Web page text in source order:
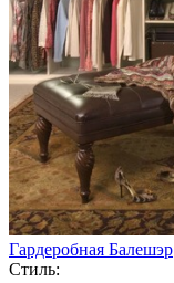
Гардеробная Балешэр
Стиль: